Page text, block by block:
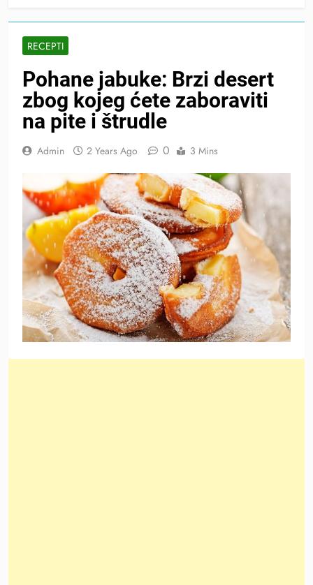
RECEPTI
Pohane jabuke: Brzi desert
zbog kojeg ćete zaboraviti
na pite i štrudle
Admin 2 Years Ago 0 3 Mins